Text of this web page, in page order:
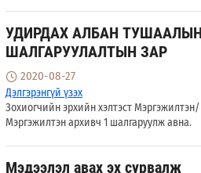
УДИРДАХ АЛБАН
ШАЛГАРУУЛАЛТЫН ЗАР
2020-08-27
Дэлгэрэнгүй үзэх
Зохиогчийн эрхийн хэлтэст
Мэргэжилтэн архивч 1 шалгаруулж авна.
Мэдээлэл авах эх сурвалж